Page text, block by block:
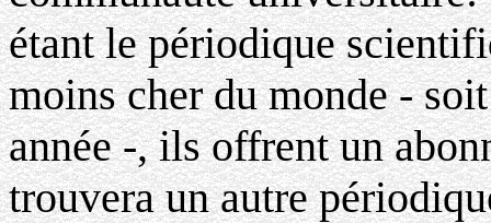
étant le périodique
moins cher du monde -
année -, ils offrent un
trouvera un autre